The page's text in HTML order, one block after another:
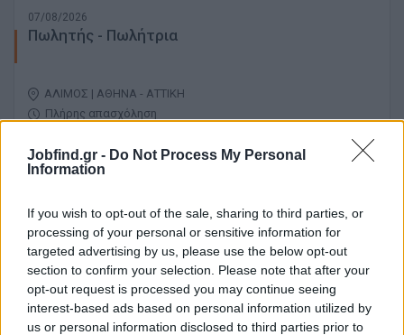
Jobfind.gr - Do Not Process My Personal
Information
If you wish to opt-out of the sale, sharing to third parties, or
processing of your personal or sensitive information for
targeted advertising by us, please use the below opt-out
section to confirm your selection. Please note that after your
opt-out request is processed you may continue seeing
interest-based ads based on personal information utilized by
us or personal information disclosed to third parties prior to
07/08/2026
Πωλητής - Πωλήτρια
ΑΛΙΜΟΣ | ΑΘΗΝΑ - ΑΤΤΙΚΗ
Πλήρης απασχόληση
Πωλήτρια - Πωλητής Λιανικής
ΚΑΛΛΙΘΕΑ | ΑΘΗΝΑ - ΑΤΤΙΚΗ
Πλήρης απασχόληση